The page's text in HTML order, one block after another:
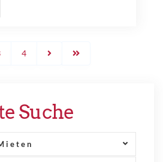
4
Suche